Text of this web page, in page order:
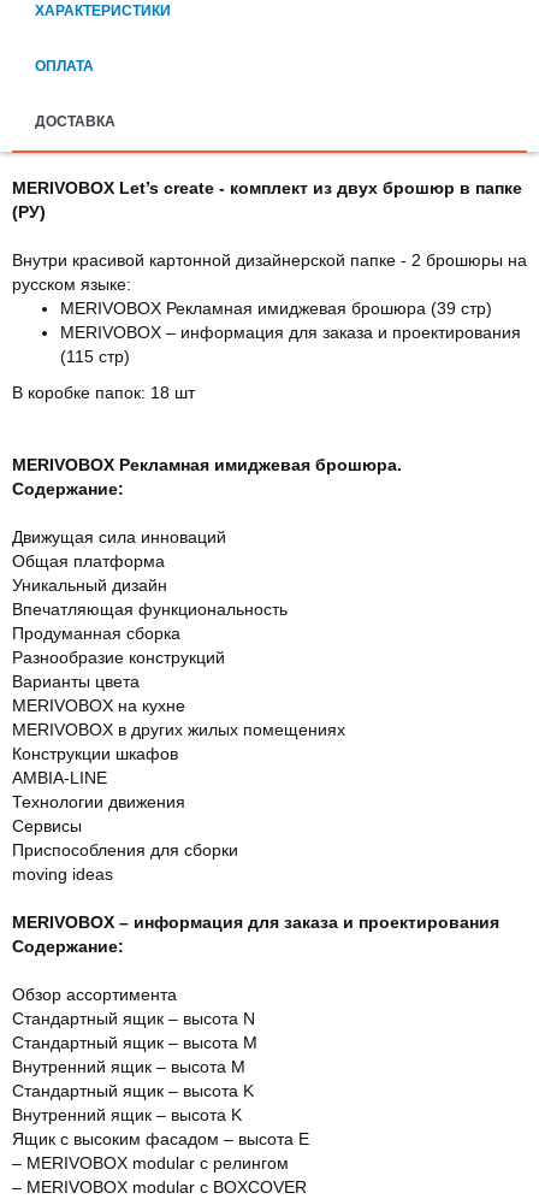
ХАРАКТЕРИСТИКИ
ОПЛАТА
ДОСТАВКА
MERIVOBOX Let’s create - комплект из двух брошюр в папке
(РУ)
Внутри красивой картонной дизайнерской папке - 2 брошюры на
русском языке:
MERIVOBOX Рекламная имиджевая брошюра (39 стр)
MERIVOBOX – информация для заказа и проектирования
(115 стр)
В коробке папок: 18 шт
MERIVOBOX Рекламная имиджевая брошюра.
Содержание:
Движущая сила инноваций
Общая платформа
Уникальный дизайн
Впечатляющая функциональность
Продуманная сборка
Разнообразие конструкций
Варианты цвета
MERIVOBOX на кухне
MERIVOBOX в других жилых помещениях
Конструкции шкафов
AMBIA-LINE
Технологии движения
Сервисы
Приспособления для сборки
moving ideas
MERIVOBOX – информация для заказа и проектирования
Содержание:
Обзор ассортимента
Стандартный ящик – высота N
Стандартный ящик – высота M
Внутренний ящик – высота M
Стандартный ящик – высота K
Внутренний ящик – высота K
Ящик с высоким фасадом – высота Е
– MERIVOBOX modular с релингом
– MERIVOBOX modular с BOXCOVER